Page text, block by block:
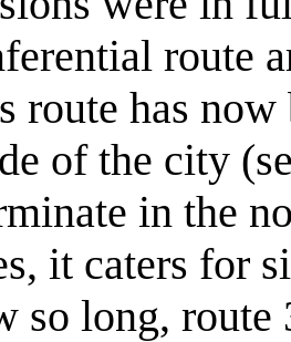
route
route has
of the city
in the
it caters for
so long, route